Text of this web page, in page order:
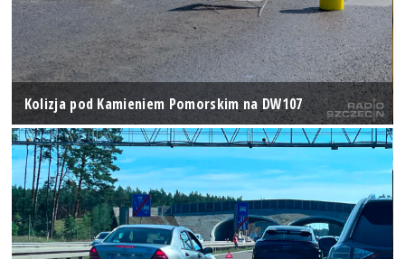
Kolizja pod Kamieniem Pomorskim na DW107